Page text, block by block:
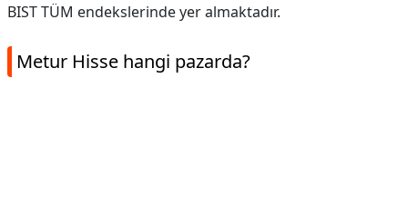
BIST TÜM endekslerinde yer almaktadır.
Metur Hisse hangi pazarda?